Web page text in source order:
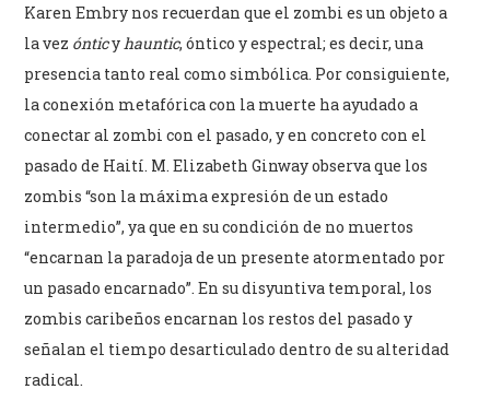
Karen Embry nos recuerdan que el zombi es un objeto a
la vez ónticy hauntic, óntico y espectral; es decir, una
presencia tanto real como simbólica. Por consiguiente,
la conexión metafórica con la muerte ha ayudado a
conectar al zombi con el pasado, y en concreto con el
pasado de Haití. M. Elizabeth Ginway observa que los
zombis “son la máxima expresión de un estado
intermedio”, ya que en su condición de no muertos
“encarnan la paradoja de un presente atormentado por
un pasado encarnado”. En su disyuntiva temporal, los
zombis caribeños encarnan los restos del pasado y
señalan el tiempo desarticulado dentro de su alteridad
radical.